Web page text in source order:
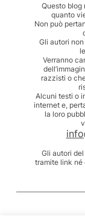
Questo blog
quanto
Non può
Gli autori
Verranno
razzisti o
Alcuni testi o
internet e,
la loro
Gli autori
tramite link né